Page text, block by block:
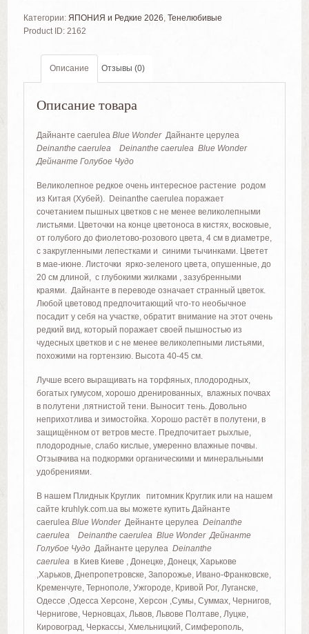
Категории: ЯПОНИЯ и Редкие 2026, Тенелюбивые
Product ID: 2162
Описание Отзывы (0)
Описание товара
Дайнанте caerulea Blue Wonder Дайнанте церулеа
Deinanthe caerulea Deinanthe caerulea Blue Wonder
Дейнанте Голубое Чудо
Великолепное редкое очень интересное растение родом
из Китая (Хубей). Deinanthe caerulea поражает
сочетанием пышных цветков с не менее великолепными
листьями. Цветочки на конце цветоноса в кистях, восковые,
от голубого до фиолетово-розового цвета, 4 см в диаметре,
с закругленными лепестками и синими тычинками. Цветет
в мае-июне. Листочки ярко-зеленого цвета, опушенные, до
20 см длиной, с глубокими жилками , зазубренными
краями. Дайнанте в переводе означает странный цветок.
Любой цветовод предпочитающий что-то необычное
посадит у себя на участке, обратит внимание на этот очень
редкий вид, который поражает своей пышностью из
чудесных цветков и с не менее великолепными листьями,
похожими на гортензию. Высота 40-45 см.
Лучше всего выращивать на торфяных, плодородных,
богатых гумусом, хорошо дренированных, влажных почвах
в полутени ,пятнистой тени. Выносит тень. Довольно
неприхотлива и зимостойка. Хорошо растёт в полутени, в
защищённом от ветров месте. Предпочитает рыхлые,
плодородные, слабо кислые, умеренно влажные почвы.
Отзывчива на подкормки органическими и минеральными
удобрениями.
В нашем Плиднык Круглик питомник Круглик или на нашем
сайте kruhlyk.com.ua вы можете купить Дайнанте
caerulea Blue Wonder Дейнанте церулеа Deinanthe
caerulea Deinanthe caerulea Blue Wonder Дейнанте
Голубое Чудо Дайнанте церулеа Deinanthe
caerulea в Киев Киеве , Донецке, Донецк, Харькове
,Харьков, Днепропетровске, Запорожье, Ивано-Франковске,
Кременчуге, Тернополе, Ужгороде, Кривой Рог, Луганске,
Одессе ,Одесса Херсоне, Херсон ,Сумы, Суммах, Чернигов,
Чернигове, Черновцах, Львов, Львове Полтаве, Луцке,
Кировоград, Черкассы, Хмельницкий, Симферополь,